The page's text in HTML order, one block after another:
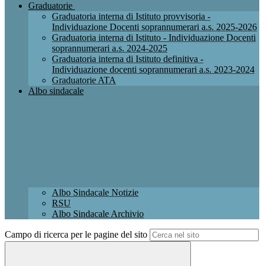
Graduatorie
Graduatoria interna di Istituto provvisoria -
Individuazione Docenti soprannumerari a.s. 2025-2026
Graduatoria interna di Istituto - Individuazione Docenti
soprannumerari a.s. 2024-2025
Graduatoria interna di Istituto definitiva -
Individuazione docenti soprannumerari a.s. 2023-2024
Graduatorie ATA
Albo sindacale
Albo Sindacale Notizie
RSU
Albo Sindacale Archivio
Campo di ricerca per le pagine del sito